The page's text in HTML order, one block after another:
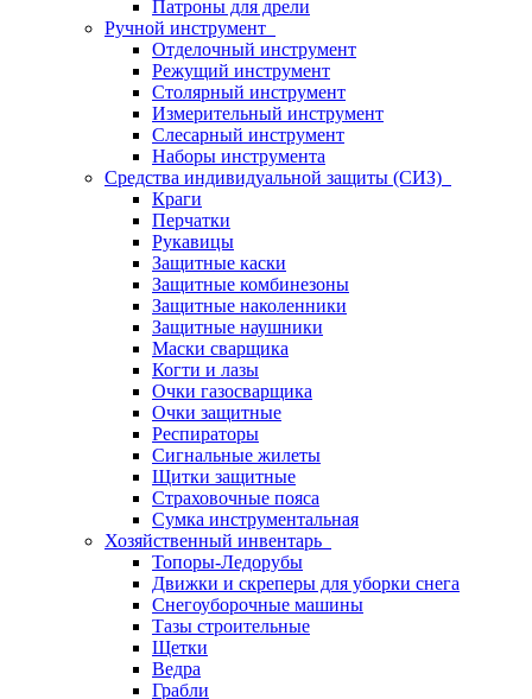
Патроны для дрели
Ручной инструмент
Отделочный инструмент
Режущий инструмент
Столярный инструмент
Измерительный инструмент
Слесарный инструмент
Наборы инструмента
Средства индивидуальной защиты (СИЗ)
Краги
Перчатки
Рукавицы
Защитные каски
Защитные комбинезоны
Защитные наколенники
Защитные наушники
Маски сварщика
Когти и лазы
Очки газосварщика
Очки защитные
Респираторы
Сигнальные жилеты
Щитки защитные
Страховочные пояса
Сумка инструментальная
Хозяйственный инвентарь
Топоры-Ледорубы
Движки и скреперы для уборки снега
Снегоуборочные машины
Тазы строительные
Щетки
Ведра
Грабли